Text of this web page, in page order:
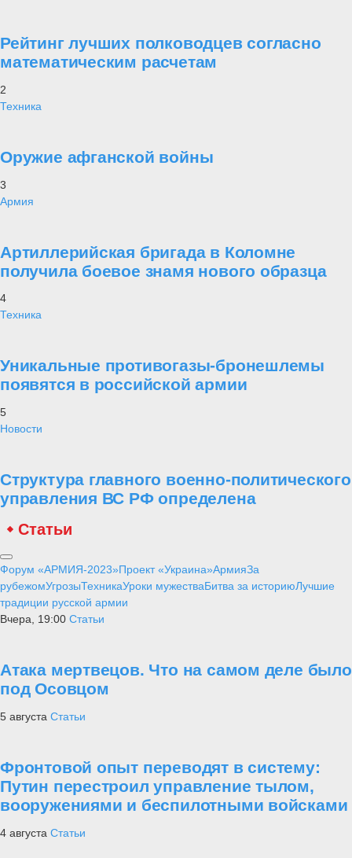
Рейтинг лучших полководцев согласно
математическим расчетам
2
Техника
Оружие афганской войны
3
Армия
Артиллерийская бригада в Коломне
получила боевое знамя нового образца
4
Техника
Уникальные противогазы-бронешлемы
появятся в российской армии
5
Новости
Структура главного военно-политического
управления ВС РФ определена
Статьи
Форум «АРМИЯ-2023»Проект «Украина»АрмияЗа
рубежомУгрозыТехникаУроки мужестваБитва за историюЛучшие
традиции русской армии
Вчера, 19:00 Статьи
Атака мертвецов. Что на самом деле было
под Осовцом
5 августа Статьи
Фронтовой опыт переводят в систему:
Путин перестроил управление тылом,
вооружениями и беспилотными войсками
4 августа Статьи